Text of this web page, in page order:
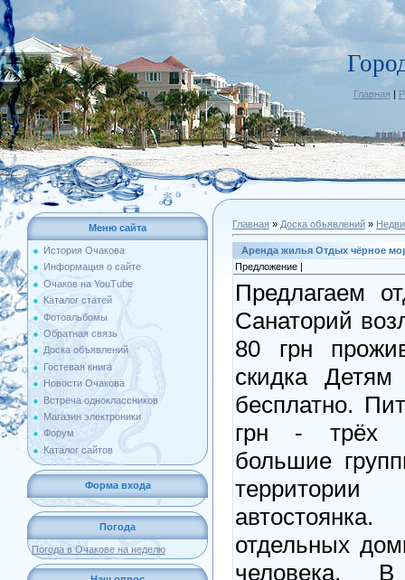
Главная |
Меню сайта
История Очакова
Информация о сайте
Очаков на YouTube
Каталог статей
Фотоальбомы
Обратная связь
Доска объявлений
Гостевая книга
Новости Очакова
Встреча одноклассников
Магазин электроники
Форум
Каталог сайтов
Форма входа
Погода
Погода в Очакове на неделю
Главная » Доска объявлений »
Аренда жилья Отдых чёрное
Предложение |
Предлагаем
Санаторий
80 грн
скидка Детям
бесплатно.
грн - трёх
большие
отдельных
человека.